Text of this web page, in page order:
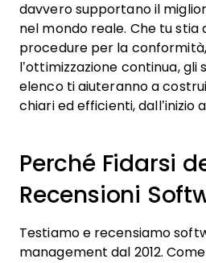
davvero supportano il
nel mondo reale. Che tu stia
procedure per la
l’ottimizzazione continua,
elenco ti aiuteranno a
chiari ed efficienti, dall’inizio
Perché Fidarsi
Recensioni
Testiamo e recensiamo
management dal 2012.